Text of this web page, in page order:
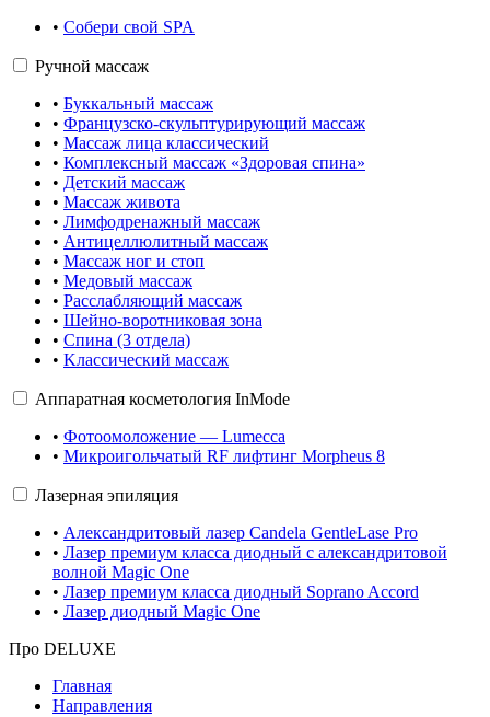
• Собери свой SPA
Ручной массаж
• Буккальный массаж
• Французско-скульптурирующий массаж
• Массаж лица классический
• Комплексный массаж «Здоровая спина»
• Детский массаж
• Массаж живота
• Лимфодренажный массаж
• Антицеллюлитный массаж
• Массаж ног и стоп
• Медовый массаж
• Расслабляющий массаж
• Шейно-воротниковая зона
• Cпина (3 отдела)
• Kлассический массаж
Аппаратная косметология InMode
• Фотоомоложение — Lumecca
• Микроигольчатый RF лифтинг Morpheus 8
Лазерная эпиляция
• Александритовый лазер Candela GentleLase Pro
• Лазер премиум класса диодный с александритовой
волной Magic One
• Лазер премиум класса диодный Soprano Accord
• Лазер диодный Magic One
Про DELUXE
Главная
Направления